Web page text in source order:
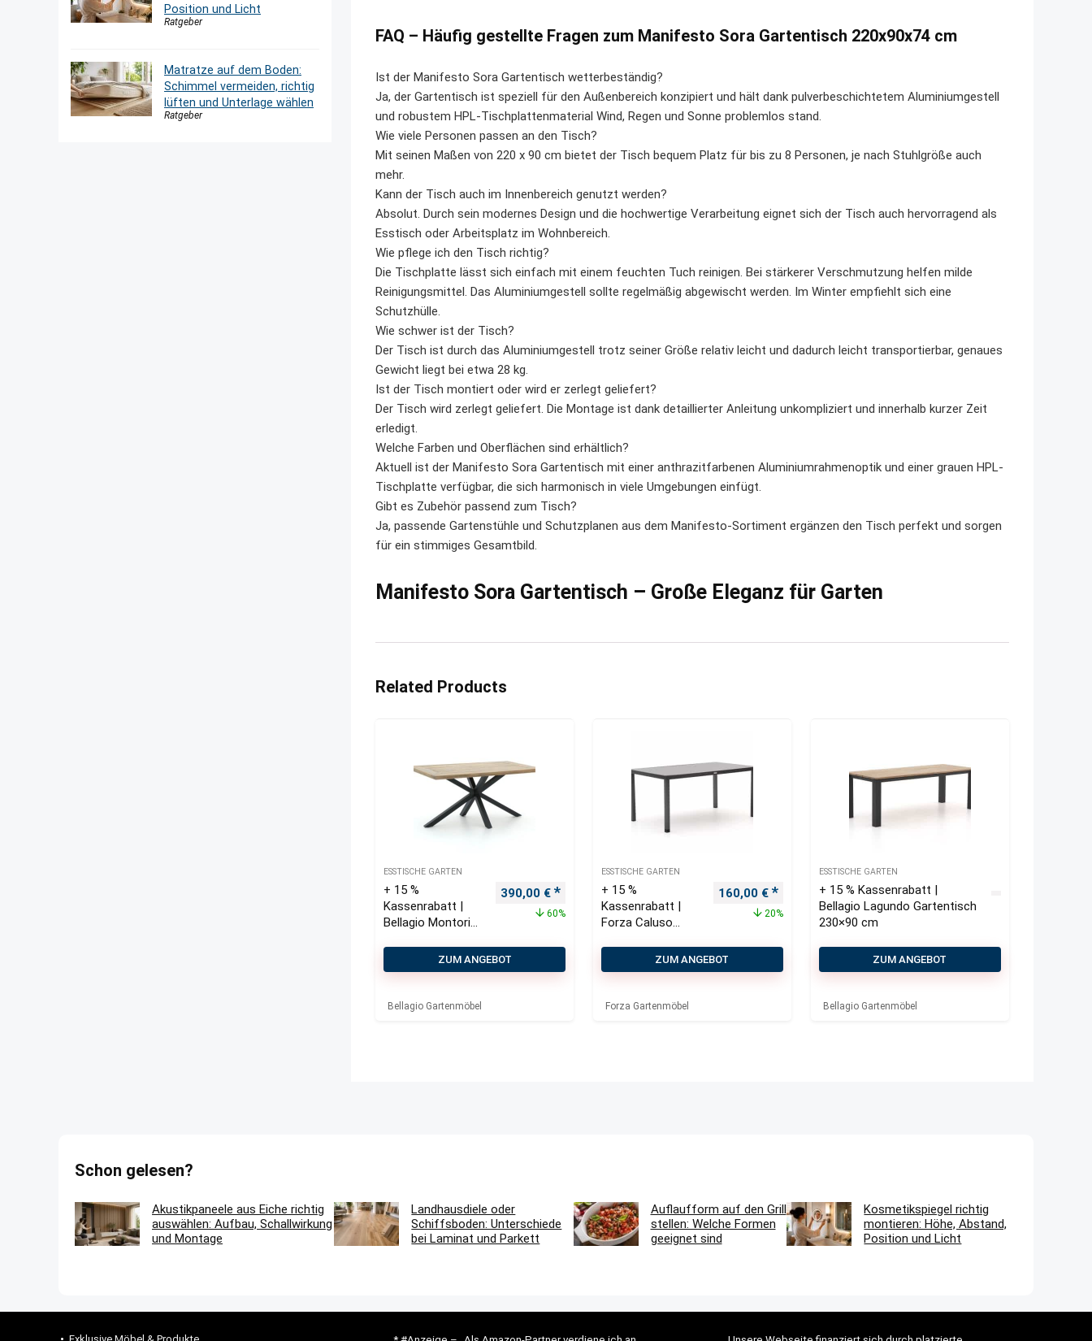
FAQ – Häufig gestellte Fragen zum Manifesto Sora Gartentisch 220x90x74 cm
Ist der Manifesto Sora Gartentisch wetterbeständig?
Ja, der Gartentisch ist speziell für den Außenbereich konzipiert und hält dank pulverbeschichtetem Aluminiumgestell
und robustem HPL-Tischplattenmaterial Wind, Regen und Sonne problemlos stand.
Wie viele Personen passen an den Tisch?
Mit seinen Maßen von 220 x 90 cm bietet der Tisch bequem Platz für bis zu 8 Personen, je nach Stuhlgröße auch
mehr.
Kann der Tisch auch im Innenbereich genutzt werden?
Absolut. Durch sein modernes Design und die hochwertige Verarbeitung eignet sich der Tisch auch hervorragend als
Esstisch oder Arbeitsplatz im Wohnbereich.
Wie pflege ich den Tisch richtig?
Die Tischplatte lässt sich einfach mit einem feuchten Tuch reinigen. Bei stärkerer Verschmutzung helfen milde
Reinigungsmittel. Das Aluminiumgestell sollte regelmäßig abgewischt werden. Im Winter empfiehlt sich eine
Schutzhülle.
Wie schwer ist der Tisch?
Der Tisch ist durch das Aluminiumgestell trotz seiner Größe relativ leicht und dadurch leicht transportierbar, genaues
Gewicht liegt bei etwa 28 kg.
Ist der Tisch montiert oder wird er zerlegt geliefert?
Der Tisch wird zerlegt geliefert. Die Montage ist dank detaillierter Anleitung unkompliziert und innerhalb kurzer Zeit
erledigt.
Welche Farben und Oberflächen sind erhältlich?
Aktuell ist der Manifesto Sora Gartentisch mit einer anthrazitfarbenen Aluminiumrahmenoptik und einer grauen HPL-
Tischplatte verfügbar, die sich harmonisch in viele Umgebungen einfügt.
Gibt es Zubehör passend zum Tisch?
Ja, passende Gartenstühle und Schutzplanen aus dem Manifesto-Sortiment ergänzen den Tisch perfekt und sorgen
für ein stimmiges Gesamtbild.
Manifesto Sora Gartentisch – Große Eleganz für Garten
Related Products
ESSTISCHE GARTEN
+ 15 %
Kassenrabatt |
Bellagio Montorio
160×90 cm
Ursprünglicher Preis war: 970,00 €
390,00 € Aktueller Preis ist: 390,00 €.
60%
ZUM ANGEBOT
Bellagio Gartenmöbel
ESSTISCHE GARTEN
+ 15 %
Kassenrabatt |
Forza Caluso
160x96x75 cm
Ursprünglicher Preis war: 200,00 €
160,00 € Aktueller Preis ist: 160,00 €.
20%
ZUM ANGEBOT
Forza Gartenmöbel
ESSTISCHE GARTEN
+ 15 % Kassenrabatt |
Bellagio Lagundo Gartentisch
230×90 cm
ZUM ANGEBOT
Bellagio Gartenmöbel
Position und Licht
Ratgeber
Matratze auf dem Boden:
Schimmel vermeiden, richtig
lüften und Unterlage wählen
Ratgeber
Schon gelesen?
Akustikpaneele aus Eiche richtig
auswählen: Aufbau, Schallwirkung
und Montage
Landhausdiele oder
Schiffsboden: Unterschiede
bei Laminat und Parkett
Auflaufform auf den Grill
stellen: Welche Formen
geeignet sind
Kosmetikspiegel richtig
montieren: Höhe, Abstand,
Position und Licht